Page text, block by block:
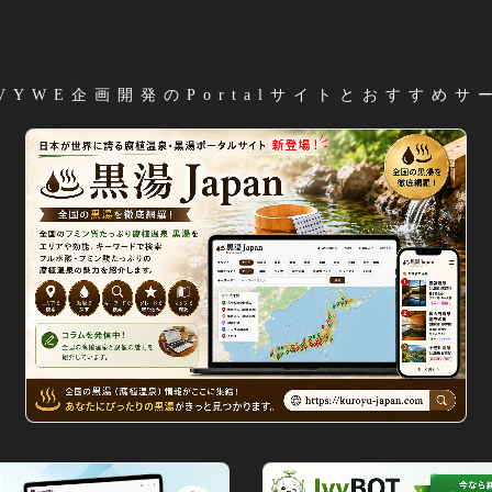
企画開発のPortalサイトとおすすめサ